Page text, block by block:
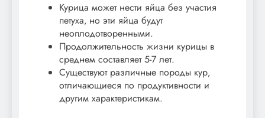
Курица может нести яйца без участия
петуха‚ но эти яйца будут
неоплодотворенными.
Продолжительность жизни курицы в
среднем составляет 5-7 лет.
Существуют различные породы кур‚
отличающиеся по продуктивности и
другим характеристикам.